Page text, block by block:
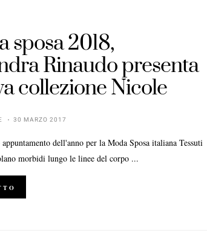
sposa 2018,
Rinaudo presenta
collezione Nicole
30 MARZO 2017
dell'anno per la Moda Sposa italiana Tessuti
morbidi lungo le linee del corpo ...